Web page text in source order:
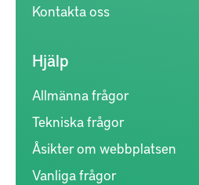
Kontakta oss
Hjälp
Allmänna frågor
Tekniska frågor
Åsikter om webbplatsen
Vanliga frågor